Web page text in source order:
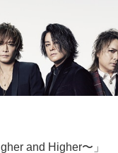
and Higher〜」